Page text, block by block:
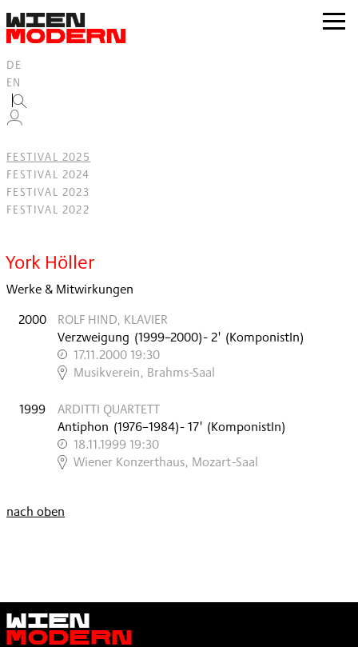
springen
zur
DE
EN
FESTIVAL 2025
FESTIVAL 2024
FESTIVAL 2023
FESTIVAL 2022
York Höller
Werke & Mitwirkungen
2000
ROLF HIND, KLAVIER
Verzweigung (1999–2000)- 2' (KomponistIn)
17.11.2000 19:30
,
Musikverein, Brahms-Saal
1999
ARDITTI QUARTETT
Antiphon (1976–1984)- 17' (KomponistIn)
18.11.1999 19:30
,
Wiener Konzerthaus, Mozart-Saal
nach oben
Wien
Modern